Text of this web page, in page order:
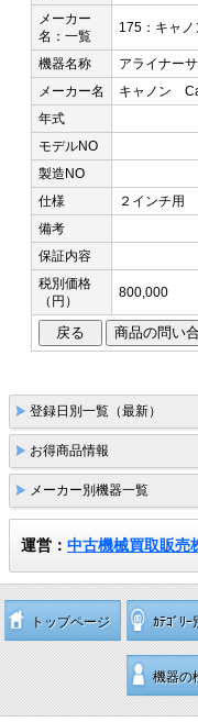
メーカー
名：一覧
175：キャ
機器名称
アライナー
メーカー名
キャノン
年式
モデルNO
製造NO
仕様
２インチ用
備考
保証内容
税別価格
（円）
800,000
登録日別一覧（最新）
お得商品情報
メーカー別機器一覧
運営： 中古機械買取販売
トップページ ｶﾃｺﾞﾘｰ
機器の